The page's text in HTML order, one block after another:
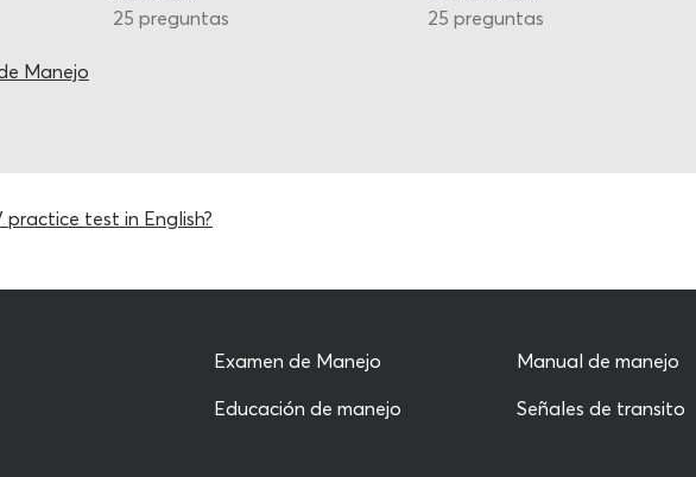
25 preguntas
25 preguntas
Manejo
test in English?
Examen de Manejo
Educación de manejo
Manual de manejo
Señales de transito